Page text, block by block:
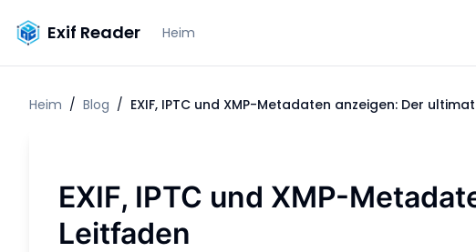
Exif Reader Heim
Heim / Blog / EXIF, IPTC und XMP-Metadaten anzeigen: Der
EXIF, IPTC und XMP-
Leitfaden